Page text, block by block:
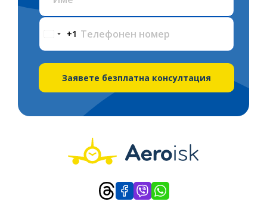
Телефонен номер
+1
Заявете безплатна консултация